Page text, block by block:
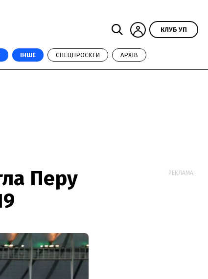
КЛУБ УП
ІНШЕ СПЕЦПРОЄКТИ АРХІВ
Перу
РЕКЛАМА: